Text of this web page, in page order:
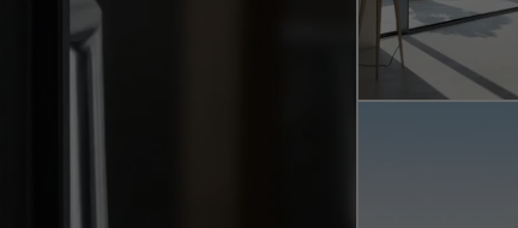
Les cookies marketing sont utilisés
personnalisées et attrayantes pour
utilisateurs sur les sites web. Cela
prestataires tiers qui fournissent